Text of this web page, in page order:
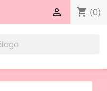
shopping_cart (0)
